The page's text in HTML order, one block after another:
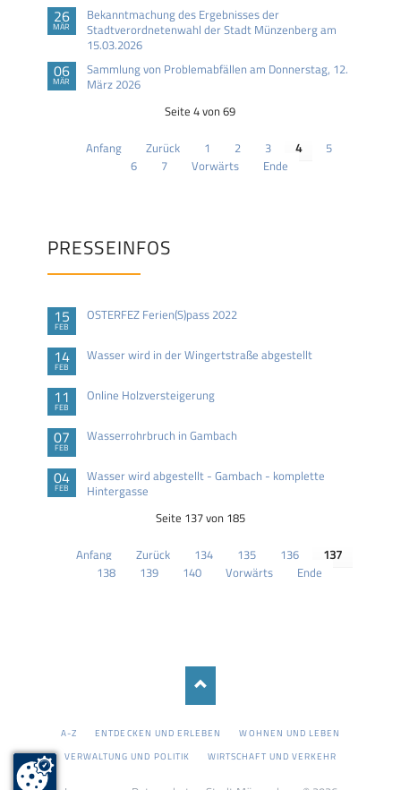
26
MÄR
Bekanntmachung des Ergebnisses der
Stadtverordnetenwahl der Stadt Münzenberg am
15.03.2026
06
MÄR
Sammlung von Problemabfällen am Donnerstag, 12.
März 2026
Seite 4 von 69
Anfang Zurück 1 2 3 4
5
6
7 Vorwärts Ende
PRESSEINFOS
15
FEB
OSTERFEZ Ferien(S)pass 2022
14
FEB
Wasser wird in der Wingertstraße abgestellt
11
FEB
Online Holzversteigerung
07
FEB
Wasserrohrbruch in Gambach
04
FEB
Wasser wird abgestellt - Gambach - komplette
Hintergasse
Seite 137 von 185
Anfang Zurück 134 135 136
137
138
139 140 Vorwärts Ende
NAVIGATION
ÜBERSPRINGEN
A-Z ENTDECKEN UND ERLEBEN
WOHNEN UND LEBEN
VERWALTUNG UND POLITIK
WIRTSCHAFT UND VERKEHR